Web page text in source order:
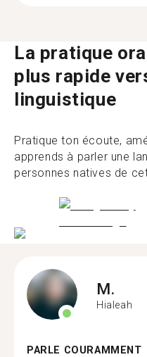
La pratique
plus rapide
linguistique
Pratique ton écoute,
apprends à parler une
personnes natives de
M.
Hialeah
PARLE COURAMMENT